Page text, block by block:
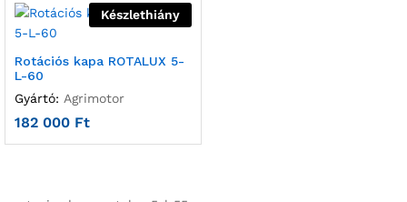
Készlethiány
Rotációs kapa ROTALUX 5-
L-60
Gyártó: Agrimotor
182 000 Ft